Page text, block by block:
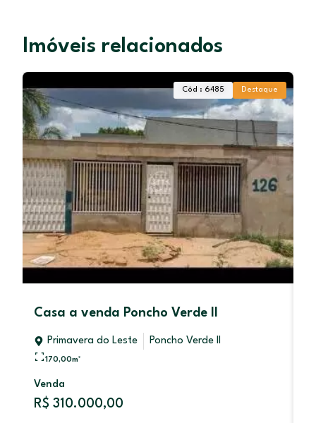
Imóveis relacionados
Cód : 6485 Destaque
Casa a venda Poncho Verde II
Primavera do Leste Poncho Verde II
170,00m²
Venda
R$ 310.000,00